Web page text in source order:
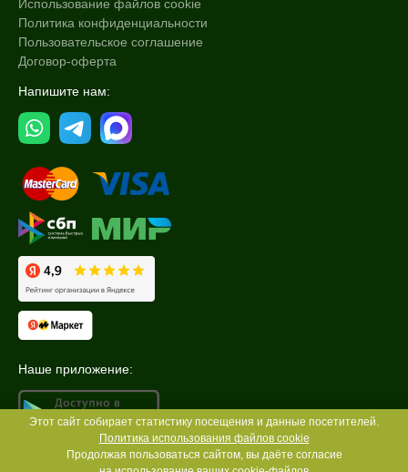
Использование файлов cookie
Политика конфиденциальности
Пользовательское соглашение
Договор-оферта
Напишите нам:
Наше приложение:
Этот сайт собирает статистику посещения и данные посетителей.
Политика использования файлов cookie
Продолжая пользоваться сайтом, вы даёте согласие